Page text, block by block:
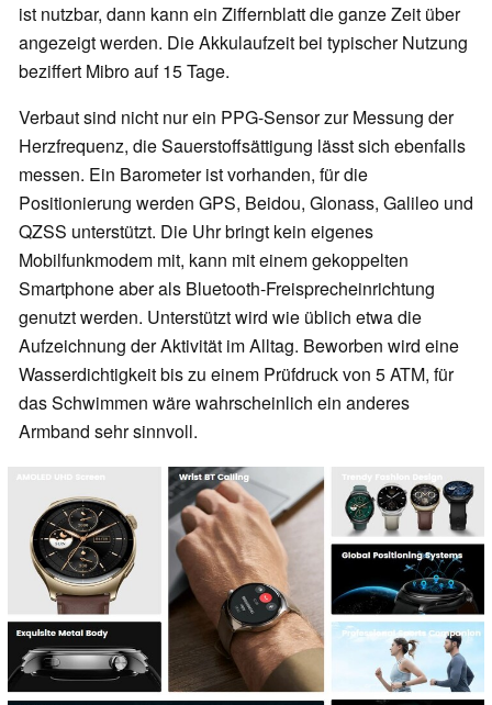
ist nutzbar, dann kann ein Ziffernblatt die ganze Zeit über
angezeigt werden. Die Akkulaufzeit bei typischer Nutzung
beziffert Mibro auf 15 Tage.
Verbaut sind nicht nur ein PPG-Sensor zur Messung der
Herzfrequenz, die Sauerstoffsättigung lässt sich ebenfalls
messen. Ein Barometer ist vorhanden, für die
Positionierung werden GPS, Beidou, Glonass, Galileo und
QZSS unterstützt. Die Uhr bringt kein eigenes
Mobilfunkmodem mit, kann mit einem gekoppelten
Smartphone aber als Bluetooth-Freisprecheinrichtung
genutzt werden. Unterstützt wird wie üblich etwa die
Aufzeichnung der Aktivität im Alltag. Beworben wird eine
Wasserdichtigkeit bis zu einem Prüfdruck von 5 ATM, für
das Schwimmen wäre wahrscheinlich ein anderes
Armband sehr sinnvoll.